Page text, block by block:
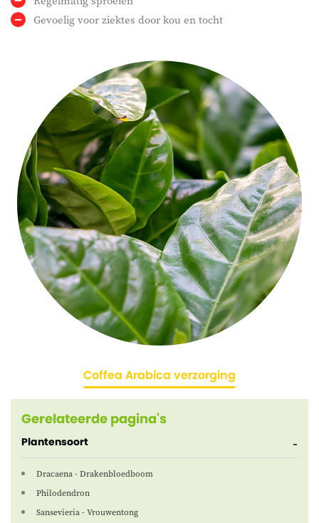
Gevoelig voor ziektes door kou en tocht
Coffea Arabica verzorging
Gerelateerde pagina's
Plantensoort
Dracaena - Drakenbloedboom
Philodendron
Sansevieria - Vrouwentong